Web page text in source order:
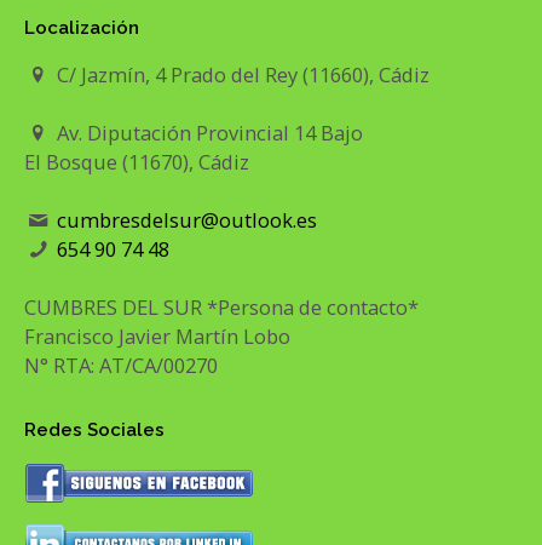
Localización
C/ Jazmín, 4 Prado del Rey (11660), Cádiz
Av. Diputación Provincial 14 Bajo
El Bosque (11670), Cádiz
cumbresdelsur@outlook.es
654 90 74 48
CUMBRES DEL SUR *Persona de contacto*
Francisco Javier Martín Lobo
N° RTA: AT/CA/00270
Redes Sociales